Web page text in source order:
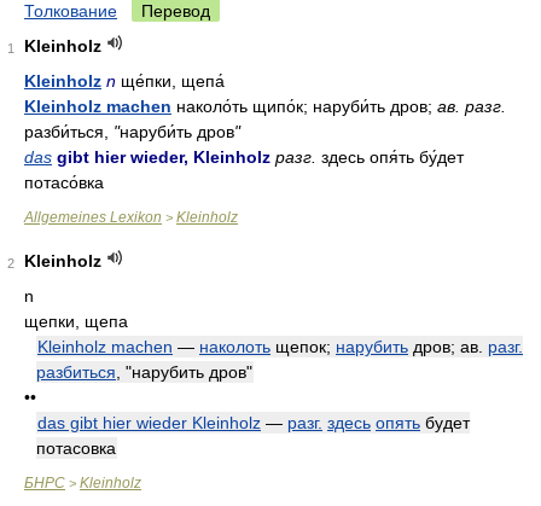
Толкование Перевод
1
Kleinholz
Kleinholz n ще́пки, щепа́
Kleinholz machen наколо́ть щипо́к; наруби́ть дров; ав. разг.
разби́ться, "наруби́ть дров"
das gibt hier wieder, Kleinholz разг. здесь опя́ть бу́дет
потасо́вка
Allgemeines Lexikon > Kleinholz
2
Kleinholz
n
щепки, щепа
Kleinholz machen — наколоть щепок; нарубить дров; ав. разг.
разбиться , "нарубить дров"
••
das gibt hier wieder Kleinholz — разг. здесь опять будет
потасовка
БНРС > Kleinholz